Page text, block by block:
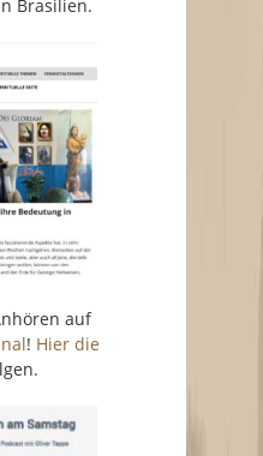
Brasilien.
auf
! Hier die